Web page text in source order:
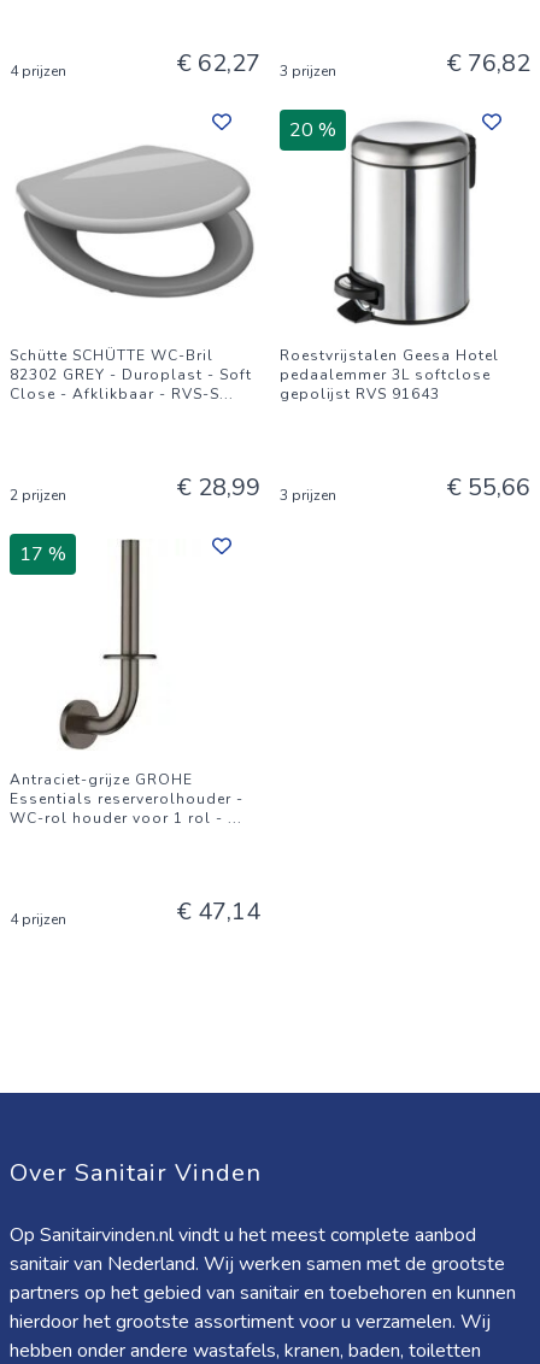
4 prijzen € 62,27 3 prijzen € 76,82
Schütte SCHÜTTE WC-Bril
82302 GREY - Duroplast - Soft
Close - Afklikbaar - RVS-S...
2 prijzen € 28,99
20 %
Roestvrijstalen Geesa Hotel
pedaalemmer 3L softclose
gepolijst RVS 91643
3 prijzen € 55,66
17 %
Antraciet-grijze GROHE
Essentials reserverolhouder -
WC-rol houder voor 1 rol - ...
4 prijzen € 47,14
Over Sanitair Vinden
Op Sanitairvinden.nl vindt u het meest complete aanbod
sanitair van Nederland. Wij werken samen met de grootste
partners op het gebied van sanitair en toebehoren en kunnen
hierdoor het grootste assortiment voor u verzamelen. Wij
hebben onder andere wastafels, kranen, baden, toiletten